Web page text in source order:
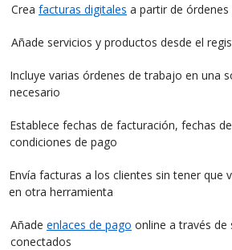
Crea facturas digitales a partir de
Añade servicios y productos desde el
Incluye varias órdenes de trabajo en una
necesario
Establece fechas de facturación, fechas
condiciones de pago
Envía facturas a los clientes sin tener que
en otra herramienta
Añadeenlaces de pago online a través de
conectados